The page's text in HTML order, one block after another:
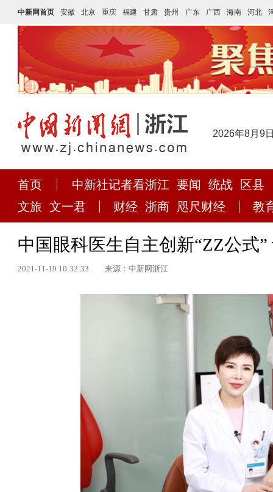
中新网首页 安徽 北京 重庆 福建 甘肃 贵州 广东 广西 海南 河北
2026年8月9
首页 中新社记者看浙江 要闻 统战
区县
文旅 文一君 财经 浙商 咫尺财经 教
中国眼科医生自主创新“ZZ公式
2021-11-19 10:32:33 来源：中新网浙江